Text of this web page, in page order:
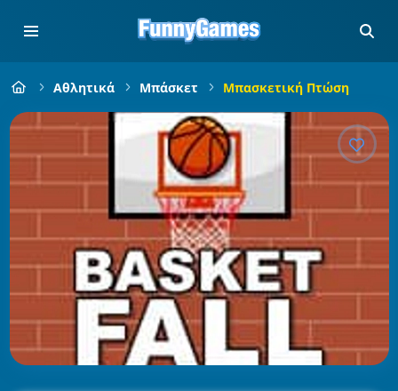
Αθλητικά Μπάσκετ Μπασκετική Πτώση